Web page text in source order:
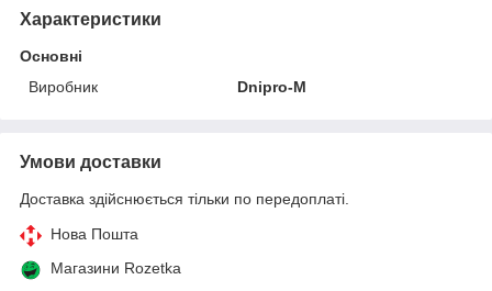
Характеристики
Основні
Виробник
Dnipro-M
Умови доставки
Доставка здійснюється тільки по передоплаті.
Нова Пошта
Магазини Rozetka